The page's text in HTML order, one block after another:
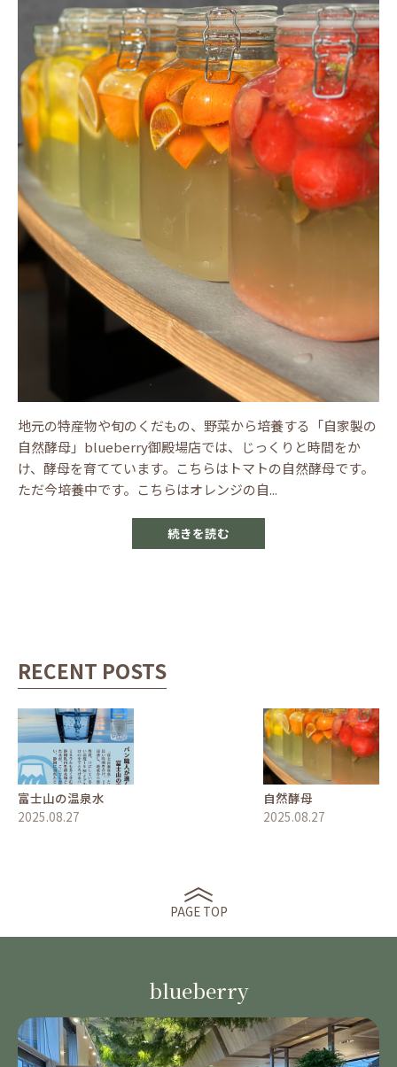
地元の特産物や旬のくだもの、野菜から培養する「自家製の
自然酵母」blueberry御殿場店では、じっくりと時間をか
け、酵母を育てています。こちらはトマトの自然酵母です。
ただ今培養中です。こちらはオレンジの自...
続きを読む
RECENT POSTS
富士山の温泉水
2025.08.27
自然酵母
2025.08.27
PAGE TOP
blueberry